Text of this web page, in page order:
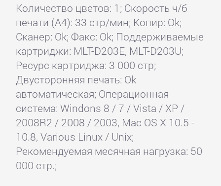
Количество цветов: 1; Скорость ч/б
печати (А4): 33 стр/мин; Копир: Ok;
Сканер: Ok; Факс: Ok; Поддерживаемые
картриджи: MLT-D203E, MLT-D203U;
Ресурс картриджа: 3 000 стр;
Двусторонняя печать: Ok
автоматическая; Операционная
система: Windons 8 / 7 / Vista / XP /
2008R2 / 2008 / 2003, Mac OS X 10.5 -
10.8, Various Linux / Unix;
Рекомендуемая месячная нагрузка: 50
000 стр.;